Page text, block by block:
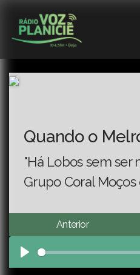
Quando o
"Há Lobos sem ser
Grupo Coral Moços
Anterior
Play